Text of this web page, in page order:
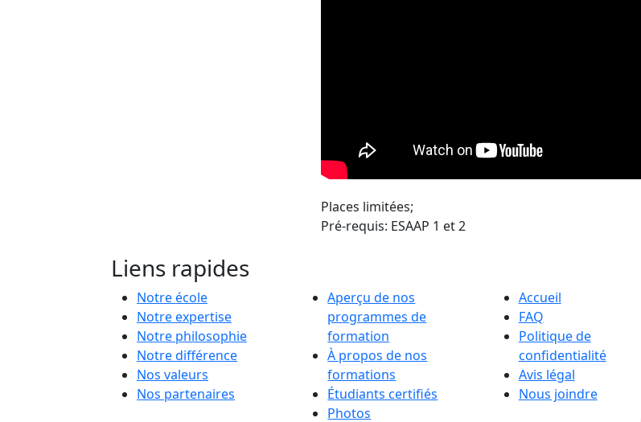
Places limitées;
Pré-requis: ESAAP 1 et 2
Liens rapides
Notre école
Notre expertise
Notre philosophie
Notre différence
Nos valeurs
Nos partenaires
Aperçu de nos
programmes de
formation
À propos de nos
formations
Étudiants certifiés
Photos
Accueil
FAQ
Politique de
confidentialité
Avis légal
Nous joindre